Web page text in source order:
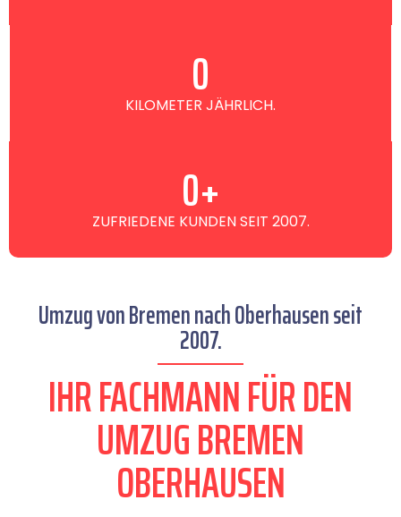
KILOMETER JÄHRLICH.
0
ZUFRIEDENE KUNDEN SEIT 2007.
0+
Umzug von Bremen nach Oberhausen seit
2007.
IHR FACHMANN FÜR DEN
UMZUG BREMEN
OBERHAUSEN